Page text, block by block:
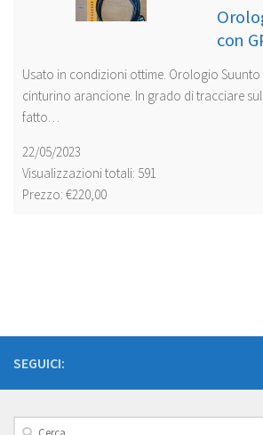
con
Usato in condizioni ottime. Orologio Suunto
cinturino arancione. In grado di tracciare
fatto…
22/05/2023
Visualizzazioni totali: 591
Prezzo: €220,00
SEGUICI:
Ricerca